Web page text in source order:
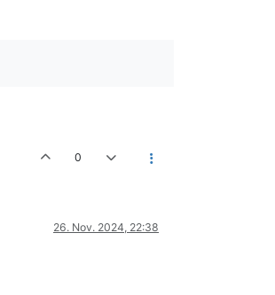
0
26. Nov. 2024, 22:38